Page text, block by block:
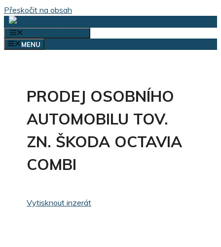
Přeskočit na obsah
MENU
PRODEJ OSOBNÍHO
AUTOMOBILU TOV.
ZN. ŠKODA OCTAVIA
COMBI
Vytisknout inzerát